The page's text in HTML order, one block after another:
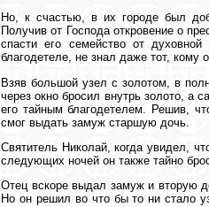
Но, к счастью, в их городе был
Получив от Господа откровение о
спасти его семейство от
благодетеле, не знал даже тот, кому
Взяв большой узел с золотом, в
через окно бросил внутрь золото, а
его тайным благодетелем. Решив,
смог выдать замуж старшую дочь.
Святитель Николай, когда увидел,
следующих ночей он также тайно
Отец вскоре выдал замуж и вторую
Но он решил во что бы то ни стало